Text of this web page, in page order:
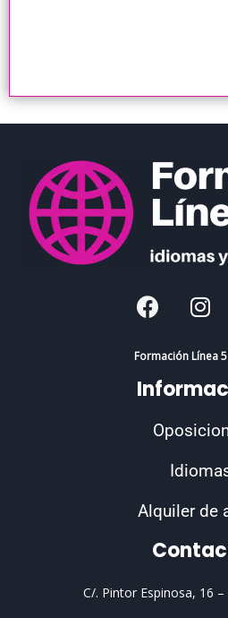
F
a
e
b
o
o
I
n
t
a
g
r
m
Formación Línea
Alquiler de
C/. Pintor Espinosa, 16 –